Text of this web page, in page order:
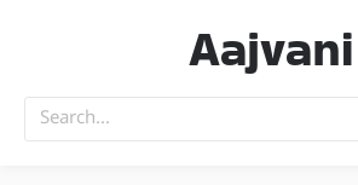
Aajvani